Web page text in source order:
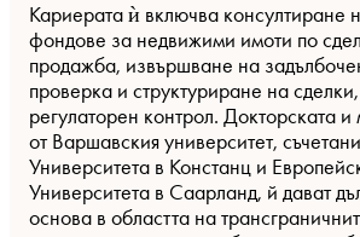
Кариерата ѝ включва консултиране
фондове за недвижими имоти по
продажба, извършване на
проверка и структуриране на
регулаторен контрол. Докторската и
от Варшавския университет,
Университета в Констанц и
Университета в Саарланд, й дават
основа в областта на